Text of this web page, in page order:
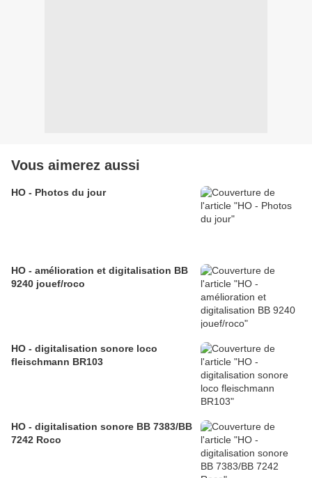
Vous aimerez aussi
HO - Photos du jour
HO - amélioration et digitalisation BB
9240 jouef/roco
HO - digitalisation sonore loco
fleischmann BR103
HO - digitalisation sonore BB 7383/BB
7242 Roco